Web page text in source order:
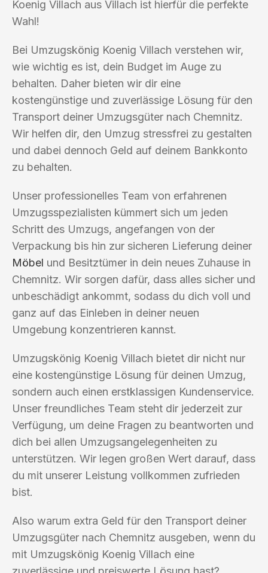
Koenig Villach aus Villach ist hierfür die perfekte
Wahl!
Bei Umzugskönig Koenig Villach verstehen wir,
wie wichtig es ist, dein Budget im Auge zu
behalten. Daher bieten wir dir eine
kostengünstige und zuverlässige Lösung für den
Transport deiner Umzugsgüter nach Chemnitz.
Wir helfen dir, den Umzug stressfrei zu gestalten
und dabei dennoch Geld auf deinem Bankkonto
zu behalten.
Unser professionelles Team von erfahrenen
Umzugsspezialisten kümmert sich um jeden
Schritt des Umzugs, angefangen von der
Verpackung bis hin zur sicheren Lieferung deiner
Möbel und Besitztümer in dein neues Zuhause in
Chemnitz. Wir sorgen dafür, dass alles sicher und
unbeschädigt ankommt, sodass du dich voll und
ganz auf das Einleben in deiner neuen
Umgebung konzentrieren kannst.
Umzugskönig Koenig Villach bietet dir nicht nur
eine kostengünstige Lösung für deinen Umzug,
sondern auch einen erstklassigen Kundenservice.
Unser freundliches Team steht dir jederzeit zur
Verfügung, um deine Fragen zu beantworten und
dich bei allen Umzugsangelegenheiten zu
unterstützen. Wir legen großen Wert darauf, dass
du mit unserer Leistung vollkommen zufrieden
bist.
Also warum extra Geld für den Transport deiner
Umzugsgüter nach Chemnitz ausgeben, wenn du
mit Umzugskönig Koenig Villach eine